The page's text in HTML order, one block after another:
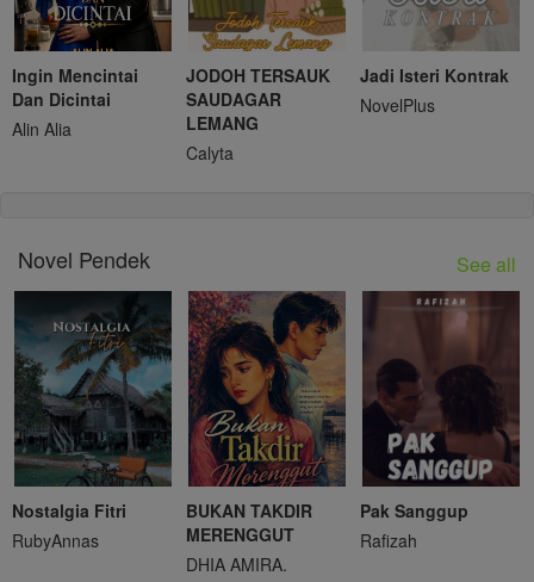
Ingin Mencintai
Dan Dicintai
Alin Alia
JODOH TERSAUK
SAUDAGAR
LEMANG
Calyta
Jadi Isteri Kontrak
NovelPlus
Novel Pendek See all
Nostalgia Fitri
RubyAnnas
BUKAN TAKDIR
MERENGGUT
DHIA AMIRA.
Pak Sanggup
Rafizah